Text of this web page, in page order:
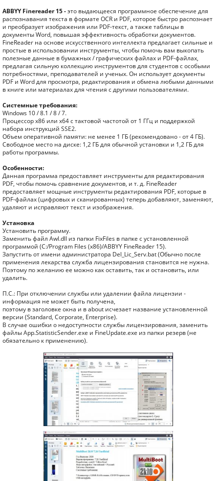
ABBYY Finereader 15 -это выдающееся программное обеспечение для
распознавания текста в формате OCR и PDF, которое быстро распознает
и преобразует изображения или PDF-текст, а также таблицы в
документы Word, повышая эффективность обработки документов.
FineReader на основе искусственного интеллекта предлагает сильные и
простые в использовании инструменты, чтобы помочь вам выкопать
полезные данные в бумажных / графических файлах и PDF-файлах,
предлагая сильную коллекцию инструментов для студентов с особыми
потребностями, преподавателей и ученых. Он использует документы
PDF и Word для просмотра, редактирования и обмена любыми данными
в книге или материалах для чтения с другими пользователями.
Системные требования:
Windows 10 / 8.1 / 8 / 7.
Процессор x86 или x64 с тактовой частотой от 1 ГГц и поддержкой
набора инструкций SSE2.
Объем оперативной памяти: не менее 1 ГБ (рекомендовано - от 4 ГБ).
Свободное место на диске: 1,2 ГБ для обычной установки и 1,2 ГБ для
работы программы.
Особенности:
Данная программа предоставляет инструменты для редактирования
PDF, чтобы помочь сравнение документов, и т. д. FineReader
предоставляет мощные инструменты редактирования PDF, которые в
PDF-файлах (цифровых и сканированных) теперь добавляют, заменяют,
удаляют и исправляют текст и изображения.
Установка
Установить программу.
Заменить файл Awl.dll из папки FixFiles в папке с установленной
программой (C:/Program Files (x86)/ABBYY FineReader 15).
Запустить от имени администратора Del_Lic_Serv.bat (Обычно после
применения лекарства служба лицензирования становится не нужна.
Поэтому по желанию ее можно как оставить, так и остановить, или
удалить.
П.С.: При отключении службы или удалении файла лицензии -
информация не может быть получена,
поэтому в заголовке окна и в about исчезает название установленной
версии (Standard, Corporate, Enterprise).
В случае ошибки о недоступности службы лицензирования, заменить
файлы App.StatisticSender.exe и FineUpdate.exe из папки резерв (не
обязательно к применению).